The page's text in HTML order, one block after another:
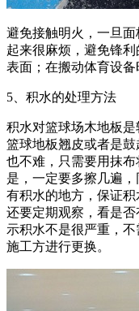
避免接触明火，一旦
起来很麻烦，避免锋
表面；在搬动体育设备
5、积水的处理方法
积水对篮球场木地板
篮球地板翘皮或者是
也不难，只需要用抹
是，一定要多擦几遍
有积水的地方，保证
还要定期观察，看是
示积水不是很严重，
施工方进行更换。